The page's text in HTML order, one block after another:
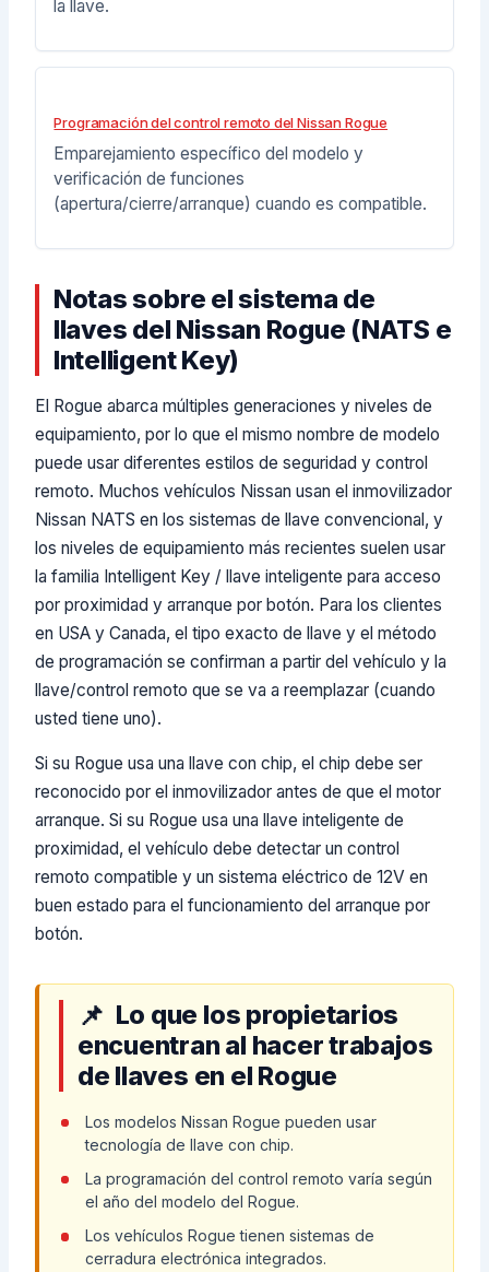
la llave.
Programación del control remoto del Nissan Rogue
Emparejamiento específico del modelo y
verificación de funciones
(apertura/cierre/arranque) cuando es compatible.
Notas sobre el sistema de
llaves del Nissan Rogue (NATS e
Intelligent Key)
El Rogue abarca múltiples generaciones y niveles de
equipamiento, por lo que el mismo nombre de modelo
puede usar diferentes estilos de seguridad y control
remoto. Muchos vehículos Nissan usan el inmovilizador
Nissan NATS en los sistemas de llave convencional, y
los niveles de equipamiento más recientes suelen usar
la familia Intelligent Key / llave inteligente para acceso
por proximidad y arranque por botón. Para los clientes
en USA y Canada, el tipo exacto de llave y el método
de programación se confirman a partir del vehículo y la
llave/control remoto que se va a reemplazar (cuando
usted tiene uno).
Si su Rogue usa una llave con chip, el chip debe ser
reconocido por el inmovilizador antes de que el motor
arranque. Si su Rogue usa una llave inteligente de
proximidad, el vehículo debe detectar un control
remoto compatible y un sistema eléctrico de 12V en
buen estado para el funcionamiento del arranque por
botón.
Lo que los propietarios
encuentran al hacer trabajos
de llaves en el Rogue
Los modelos Nissan Rogue pueden usar
tecnología de llave con chip.
La programación del control remoto varía según
el año del modelo del Rogue.
Los vehículos Rogue tienen sistemas de
cerradura electrónica integrados.